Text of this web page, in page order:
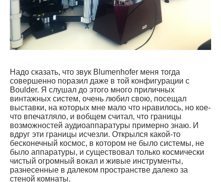
Надо сказать, что звук Blumenhofer меня тогда
совершенно поразил даже в той конфигурации с
Boulder. Я слушал до этого много приличных
винтажных систем, очень любил свою, посещал
выставки, на которых мне мало что нравилось, но кое-
что впечатляло, и вобщем считал, что границы
возможностей аудиоаппаратуры примерно знаю. И
вдруг эти границы исчезли. Открылся какой-то
бесконечный космос, в котором не было системы, не
было аппаратуры, и существовал только космически
чистый огромный вокал и живые инструменты,
разнесенные в далеком пространстве далеко за
стеной комнаты.